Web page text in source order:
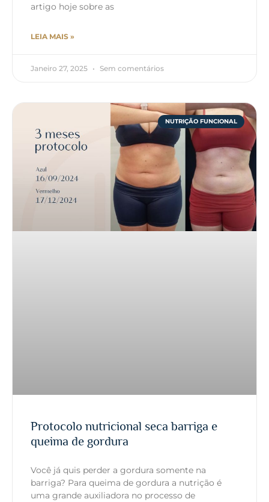
artigo hoje sobre as
LEIA MAIS »
Janeiro 27, 2025 Sem comentários
NUTRIÇÃO FUNCIONAL
Protocolo nutricional seca barriga e
queima de gordura
Você já quis perder a gordura somente na
barriga? Para queima de gordura a nutrição é
uma grande auxiliadora no processo de